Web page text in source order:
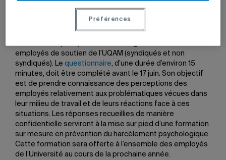
Bureau d’intervention et de prévention en matière de
employés de soutien de l’UQAM (syndiqués et non
syndiqués). Le questionnaire, d’une durée d’environ 15
minutes, doit être complété avant le 17 juin. Son objectif
est de prendre connaissance des perceptions des
employés relativement aux problématiques vécues dans
leur milieu de travail et de leurs réactions face à ces
situations. Les réponses recueillies de manière
confidentielle serviront à la mise sur pied d’une formation
sur mesure en prévention du harcèlement psychologique.
Cette formation sera offerte à l’ensemble des employés
de l’Université au cours de la prochaine année.
Préférences